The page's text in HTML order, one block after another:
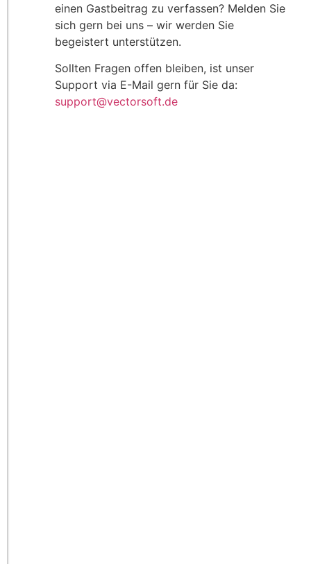
einen Gastbeitrag zu verfassen? Melden Sie
sich gern bei uns – wir werden Sie
begeistert unterstützen.
Sollten Fragen offen bleiben, ist unser
Support via E-Mail gern für Sie da:
support@vectorsoft.de